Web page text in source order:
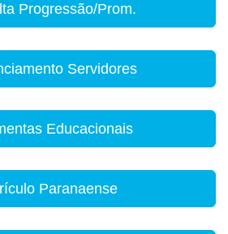
Progressão/Prom.
Servidores
Educacionais
Paranaense